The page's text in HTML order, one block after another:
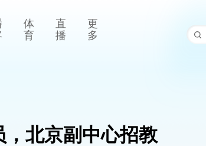
体
育
直
播
更
多
北京副中心招教